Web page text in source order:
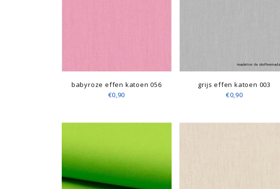
babyroze effen katoen 056
€0,90
grijs effen katoen 003
€0,90